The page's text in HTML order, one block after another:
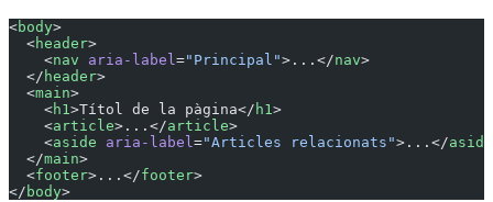
<body>
  <
header>
    <
nav aria-label="Principal">...</nav>
  </
header>
  <
main>
    <
h1>Títol de la pàgina</ h1>
    <
article>...</article>
    <
aside aria-label="Articles relacionats">...</aside
  </
main>
  <
footer>...</footer>
</ body>